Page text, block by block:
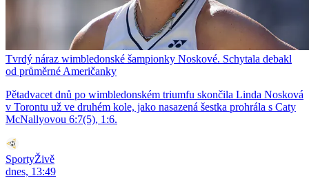
Tvrdý náraz wimbledonské šampionky Noskové. Schytala debakl
od průměrné Američanky
Pětadvacet dnů po wimbledonském triumfu skončila Linda Nosková
v Torontu už ve druhém kole, jako nasazená šestka prohrála s Caty
McNallyovou 6:7(5), 1:6.
SportyŽivě
dnes, 13:49